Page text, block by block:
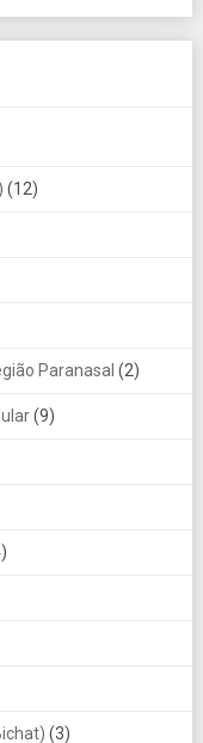
(12)
Paranasal (2)
(9)
(3)